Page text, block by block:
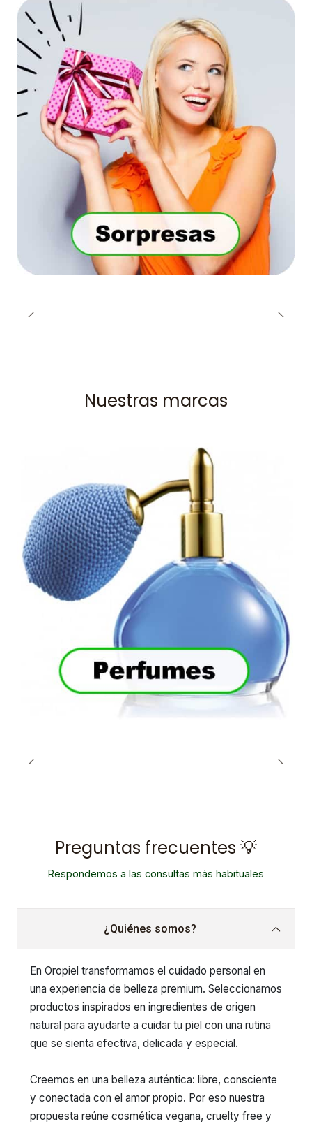
Nuestras marcas
Preguntas frecuentes 💡
Respondemos a las consultas más habituales
¿Quiénes somos?
En Oropiel transformamos el cuidado personal en
una experiencia de belleza premium. Seleccionamos
productos inspirados en ingredientes de origen
natural para ayudarte a cuidar tu piel con una rutina
que se sienta efectiva, delicada y especial.
Creemos en una belleza auténtica: libre, consciente
y conectada con el amor propio. Por eso nuestra
propuesta reúne cosmética vegana, cruelty free y